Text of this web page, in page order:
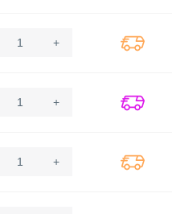
Quantity+
Quantity+
Quantity+